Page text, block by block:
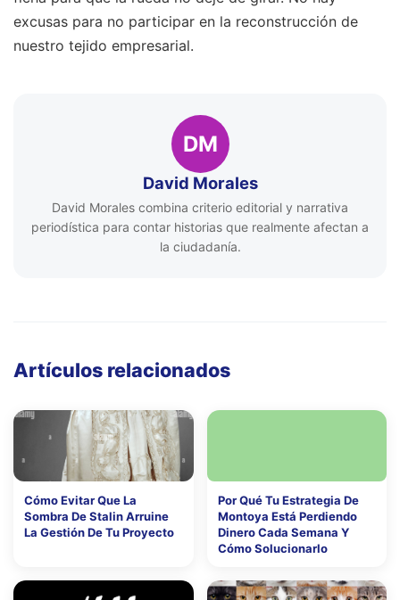
excusas para no participar en la reconstrucción de
nuestro tejido empresarial.
DM
David Morales
David Morales combina criterio editorial y narrativa
periodística para contar historias que realmente afectan a
la ciudadanía.
Artículos relacionados
Cómo Evitar Que La
Sombra De Stalin Arruine
La Gestión De Tu Proyecto
Por Qué Tu Estrategia De
Montoya Está Perdiendo
Dinero Cada Semana Y
Cómo Solucionarlo